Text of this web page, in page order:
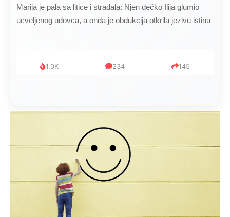
Marija je pala sa litice i stradala: Njen dečko Ilija glumio
ucveljenog udovca, a onda je obdukcija otkrila jezivu istinu
1.0K 234 145